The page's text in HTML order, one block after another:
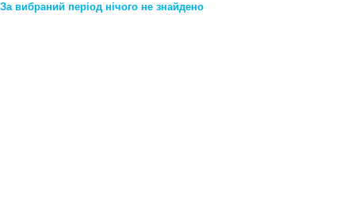
За вибраний період нічого не знайдено